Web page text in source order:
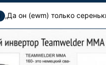
,Да он (ewm) только